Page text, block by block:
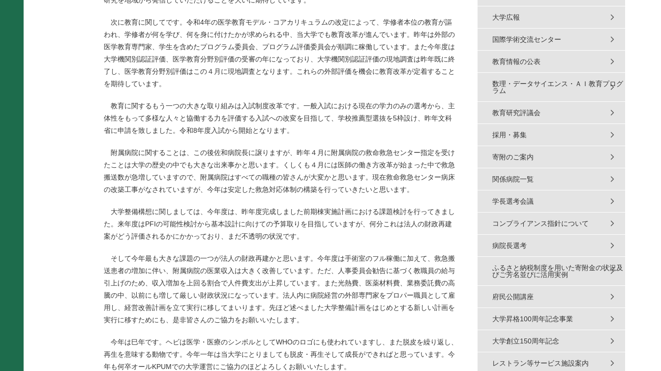
次に教育に関してです。令和4年の医学教育モデル・コアカリキュラムの改定によって、学修者本位の教育が謳
われ、学修者が何を学び、何を身に付けたかが求められる中、当大学でも教育改革が進んでいます。昨年は外部の
医学教育専門家、学生を含めたプログラム委員会、プログラム評価委員会が順調に稼働しています。また今年度は
大学機関別認証評価、医学教育分野別評価の受審の年になっており、大学機関別認証評価の現地調査は昨年既に終
了し、医学教育分野別評価はこの４月に現地調査となります。これらの外部評価を機会に教育改革が定着すること
を期待しています。
教育に関するもう一つの大きな取り組みは入試制度改革です。一般入試における現在の学力のみの選考から、主
体性をもって多様な人々と協働する力を評価する入試への改変を目指して、学校推薦型選抜を5枠設け、昨年文科
省に申請を致しました。令和8年度入試から開始となります。
附属病院に関することは、この後佐和病院長に譲りますが、昨年４月に附属病院の救命救急センター指定を受け
たことは大学の歴史の中でも大きな出来事かと思います。くしくも４月には医師の働き方改革が始まった中で救急
搬送数が急増していますので、附属病院はすべての職種の皆さんが大変かと思います。現在救命救急センター病床
の改築工事がなされていますが、今年は安定した救急対応体制の構築を行っていきたいと思います。
大学整備構想に関しましては、今年度は、昨年度完成しました前期棟実施計画における課題検討を行ってきまし
た。来年度はPFIの可能性検討から基本設計に向けての予算取りを目指していますが、何分これは法人の財政再建
案がどう評価されるかにかかっており、まだ不透明の状況です。
そして今年最も大きな課題の一つが法人の財政再建かと思います。今年度は手術室のフル稼働に加えて、救急搬
送患者の増加に伴い、附属病院の医業収入は大きく改善しています。ただ、人事委員会勧告に基づく教職員の給与
引上げのため、収入増加を上回る割合で人件費支出が上昇しています。また光熱費、医薬材料費、業務委託費の高
騰の中、以前にも増して厳しい財政状況になっています。法人内に病院経営の外部専門家をプロパー職員として雇
用し、経営改善計画を立て実行に移してまいります。先ほど述べました大学整備計画をはじめとする新しい計画を
実行に移すためにも、是非皆さんのご協力をお願いいたします。
今年は巳年です。ヘビは医学・医療のシンボルとしてWHOのロゴにも使われていますし、また脱皮を繰り返し、
再生を意味する動物です。今年一年は当大学にとりましても脱皮・再生そして成長ができればと思っています。今
年も何卒オールKPUMでの大学運営にご協力のほどよろしくお願いいたします。
大学広報
国際学術交流センター
教育情報の公表
数理・データサイエンス・ＡＩ教育プログ
ラム
教育研究評議会
採用・募集
寄附のご案内
関係病院一覧
学長選考会議
コンプライアンス指針について
病院長選考
ふるさと納税制度を用いた寄附金の状況及
びご芳名並びに活用実例
府民公開講座
大学昇格100周年記念事業
大学創立150周年記念
レストラン等サービス施設案内